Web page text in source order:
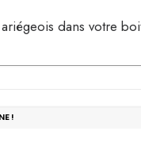
dans votre